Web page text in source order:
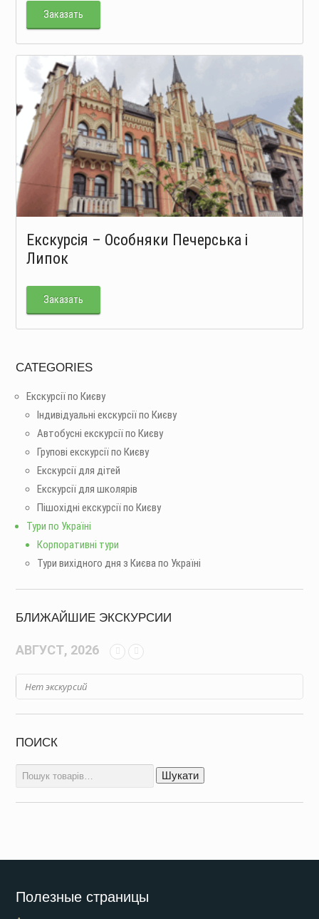
Заказать
Екскурсія – Особняки Печерська і
Липок
Заказать
CATEGORIES
Екскурсії по Києву
Індивідуальні екскурсії по Києву
Автобусні екскурсії по Києву
Групові екскурсії по Києву
Екскурсії для дітей
Екскурсії для школярів
Пішохідні екскурсії по Києву
Тури по Україні
Корпоративні тури
Тури вихідного дня з Києва по Україні
БЛИЖАЙШИЕ ЭКСКУРСИИ
АВГУСТ, 2026
Нет экскурсий
ПОИСК
Шукати: Шукати
Полезные страницы